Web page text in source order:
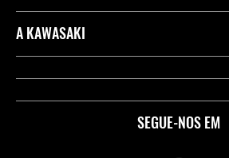
SEGUE-NOS EM
Importações de veículos
Links Úteis
A KAWASAKI
Company